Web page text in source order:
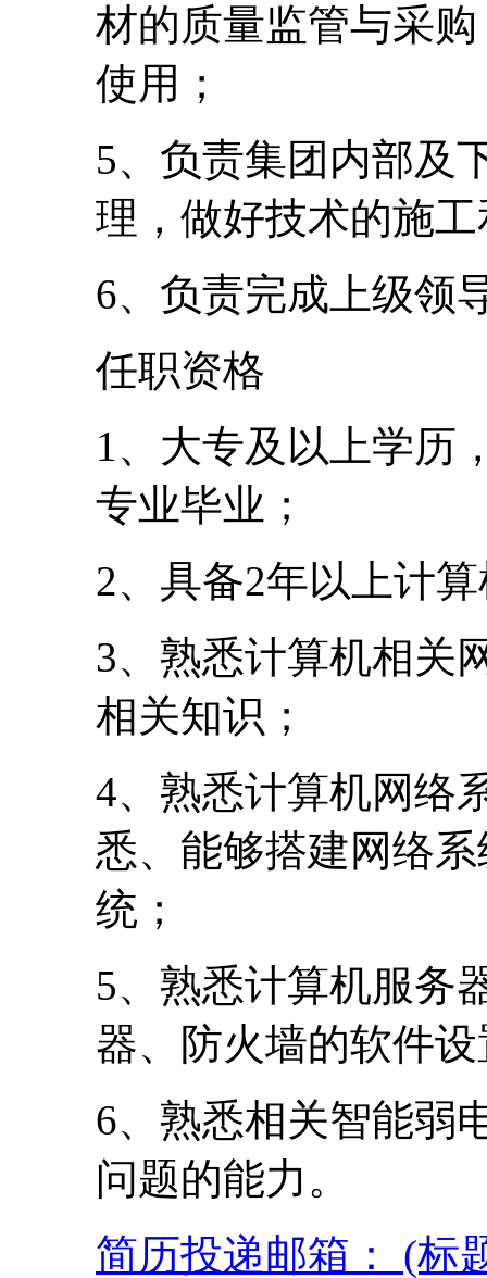
材的质量监管与采
使用；
5、负责集团内部及
理，做好技术的施
6、负责完成上级领
任职资格
1、大专及以上学历
专业毕业；
2、具备2年以上计
3、熟悉计算机相关
相关知识；
4、熟悉计算机网络
悉、能够搭建网络
统；
5、熟悉计算机服务
器、防火墙的软件
6、熟悉相关智能弱
问题的能力。
简历投递邮箱： (标